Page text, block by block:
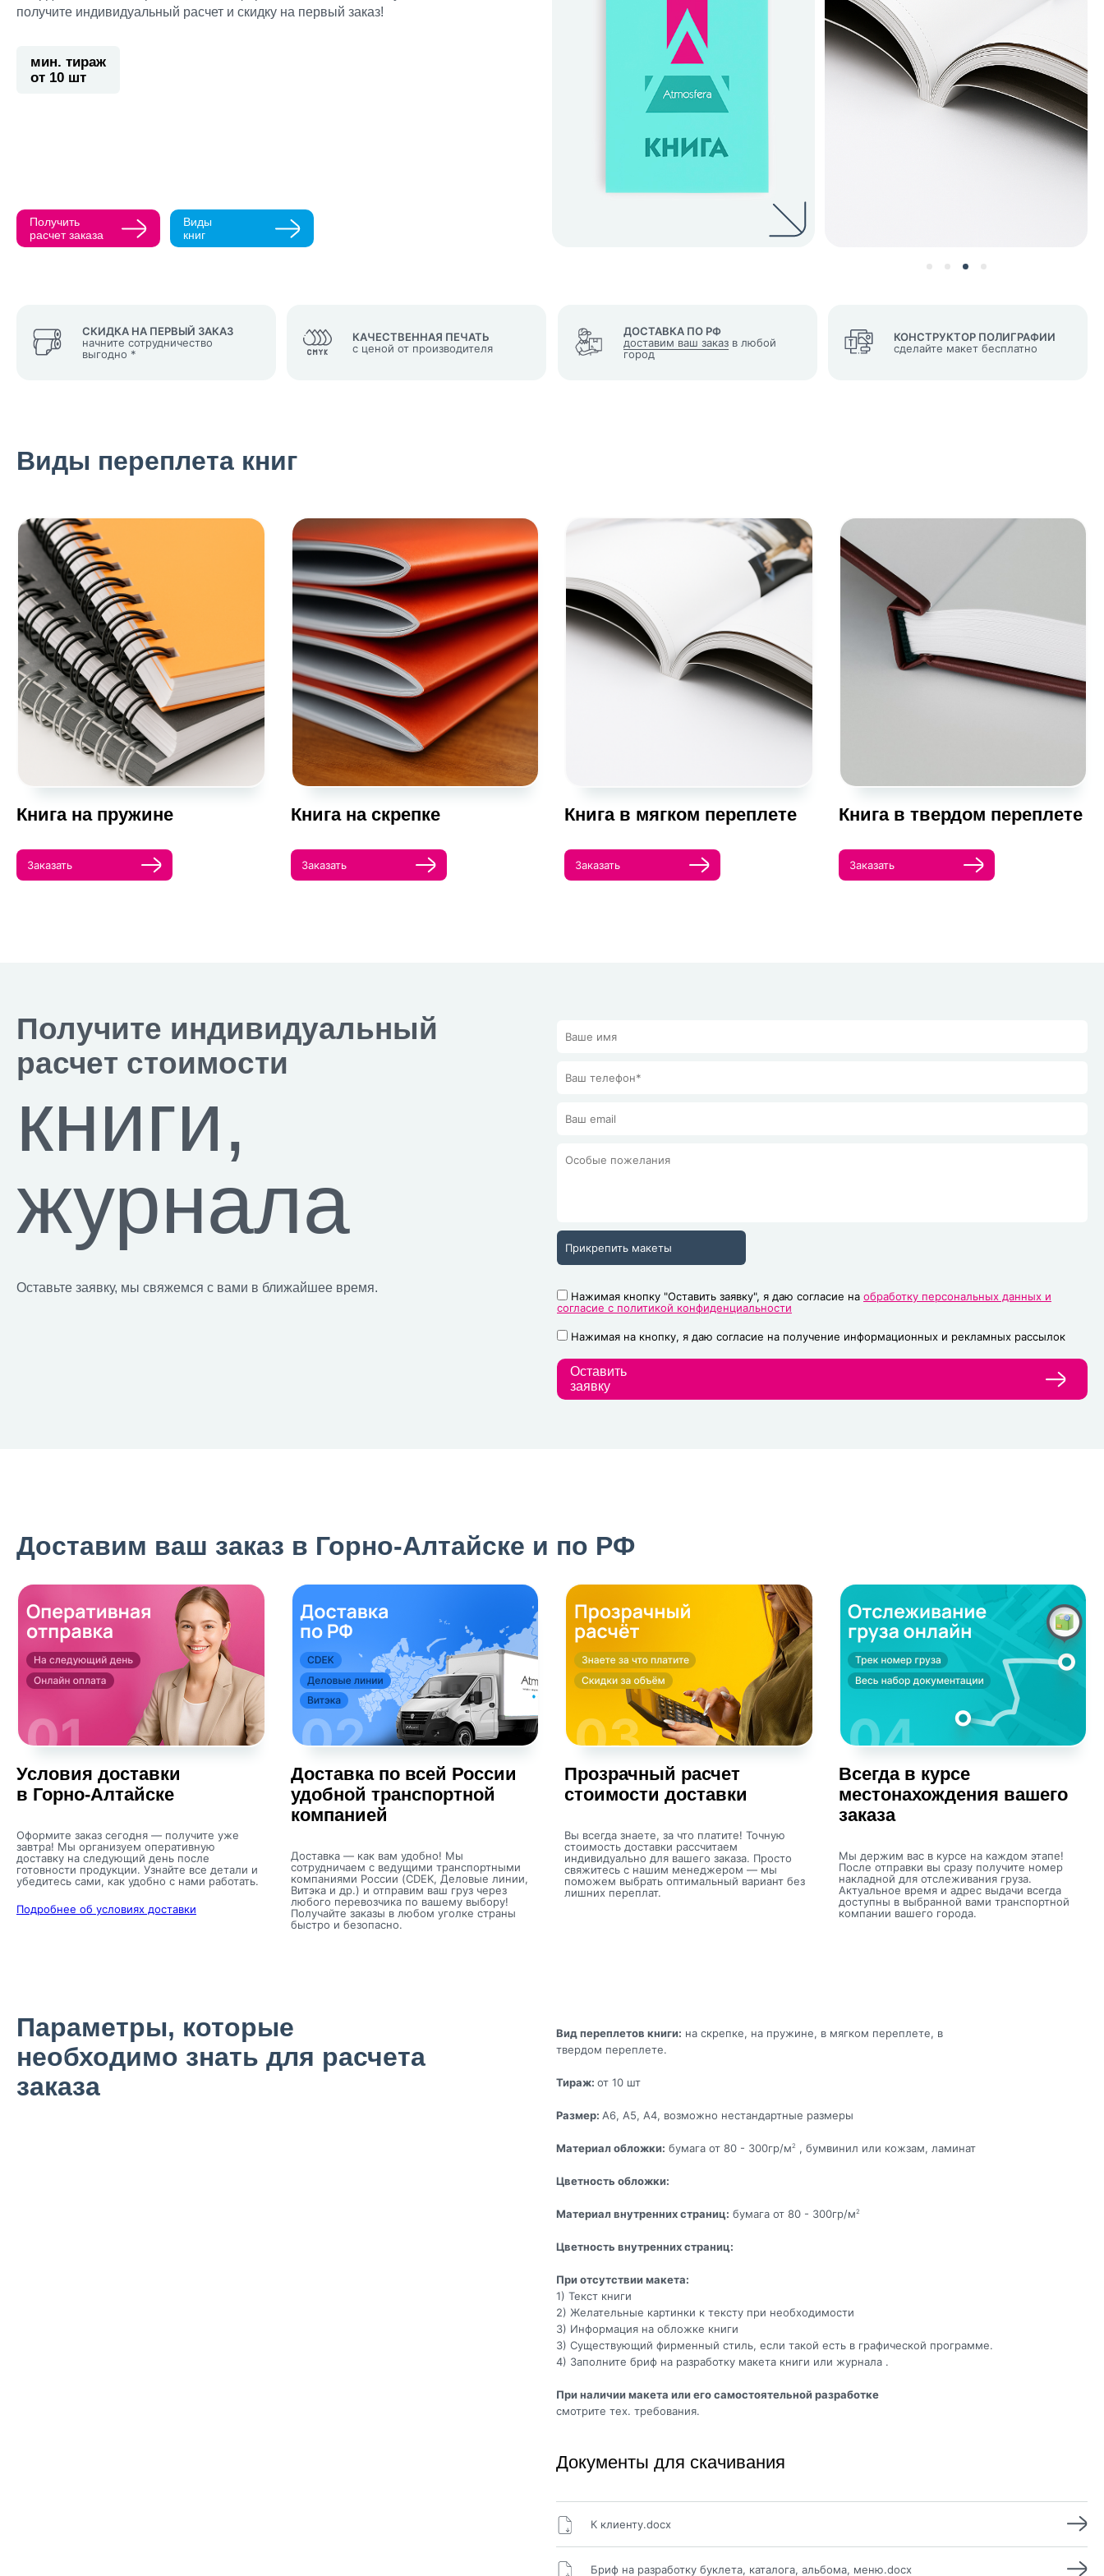
получите индивидуальный расчет и скидку на первый заказ!
мин. тираж
от 10 шт
Получить
расчет заказа
Виды
книг
СКИДКА НА ПЕРВЫЙ ЗАКАЗ
начните сотрудничество
выгодно *
КАЧЕСТВЕННАЯ ПЕЧАТЬ
с ценой от производителя
ДОСТАВКА ПО РФ
доставим ваш заказв любой
город
КОНСТРУКТОР ПОЛИГРАФИИ
сделайте макет бесплатно
Виды переплета книг
Книга на пружине
Заказать
Книга на скрепке
Заказать
Книга в мягком переплете
Заказать
Книга в твердом переплете
Заказать
Получите индивидуальный
расчет стоимости
книги,
журнала
Оставьте заявку, мы свяжемся с вами в ближайшее время.
Прикрепить макеты
Нажимая кнопку "Оставить заявку", я даю согласие на обработку персональных данных и
согласие с политикой конфиденциальности
Нажимая на кнопку, я даю согласие на получение информационных и рекламных рассылок
Оставить
заявку
Доставим ваш заказ в Горно-Алтайске и по РФ
Условия доставки
в Горно-Алтайске
Оформите заказ сегодня — получите уже
завтра! Мы организуем оперативную
доставку на следующий день после
готовности продукции. Узнайте все детали и
убедитесь сами, как удобно с нами работать.
Подробнее об условиях доставки
Доставка по всей России
удобной транспортной
компанией
Доставка — как вам удобно! Мы
сотрудничаем с ведущими транспортными
компаниями России (CDEK, Деловые линии,
Витэка и др.) и отправим ваш груз через
любого перевозчика по вашему выбору!
Получайте заказы в любом уголке страны
быстро и безопасно.
Прозрачный расчет
стоимости доставки
Вы всегда знаете, за что платите! Точную
стоимость доставки рассчитаем
индивидуально для вашего заказа. Просто
свяжитесь с нашим менеджером — мы
поможем выбрать оптимальный вариант без
лишних переплат.
Всегда в курсе
местонахождения вашего
заказа
Мы держим вас в курсе на каждом этапе!
После отправки вы сразу получите номер
накладной для отслеживания груза.
Актуальное время и адрес выдачи всегда
доступны в выбранной вами транспортной
компании вашего города.
Параметры, которые
необходимо знать для расчета
заказа
Вид переплетов книги: на скрепке, на пружине, в мягком переплете, в
твердом переплете.
Тираж: от 10 шт
Размер: А6, А5, А4, возможно нестандартные размеры
Материал обложки: бумага от 80 - 300гр/м2 , бумвинил или кожзам, ламинат
Цветность обложки:
Материал внутренних страниц: бумага от 80 - 300гр/м2
Цветность внутренних страниц:
При отсутствии макета:
1) Текст книги
2) Желательные картинки к тексту при необходимости
3) Информация на обложке книги
3) Существующий фирменный стиль, если такой есть в графической программе.
4) Заполните бриф на разработку макета книги или журнала .
При наличии макета или его самостоятельной разработке
смотрите тех. требования.
Документы для скачивания
К клиенту.docx
Бриф на разработку буклета, каталога, альбома, меню.docx
Нажимая кнопку "Оставить заявку", я даю согласие на
обработку персональных данных и согласие с
политикой конфиденциальности